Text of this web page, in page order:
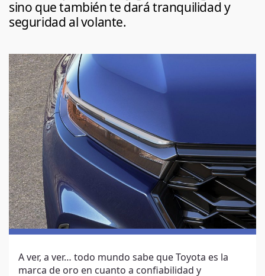
sino que también te dará tranquilidad y
seguridad al volante.
A ver, a ver… todo mundo sabe que Toyota es la
marca de oro en cuanto a confiabilidad y